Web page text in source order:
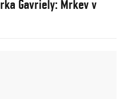
Gavriely: Mrkev v